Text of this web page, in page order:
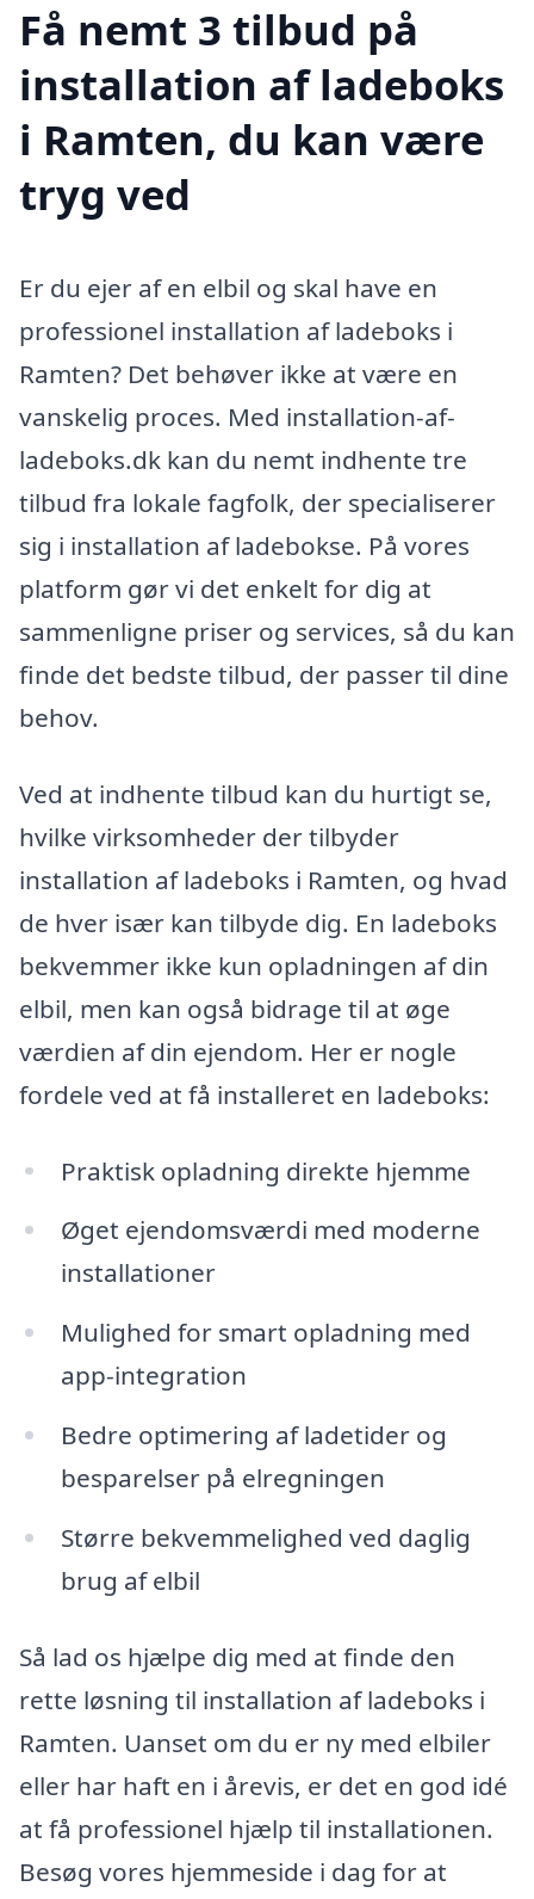
Få nemt 3 tilbud på
installation af ladeboks
i Ramten, du kan være
tryg ved
Er du ejer af en elbil og skal have en
professionel installation af ladeboks i
Ramten? Det behøver ikke at være en
vanskelig proces. Med installation-af-
ladeboks.dk kan du nemt indhente tre
tilbud fra lokale fagfolk, der specialiserer
sig i installation af ladebokse. På vores
platform gør vi det enkelt for dig at
sammenligne priser og services, så du kan
finde det bedste tilbud, der passer til dine
behov.
Ved at indhente tilbud kan du hurtigt se,
hvilke virksomheder der tilbyder
installation af ladeboks i Ramten, og hvad
de hver især kan tilbyde dig. En ladeboks
bekvemmer ikke kun opladningen af din
elbil, men kan også bidrage til at øge
værdien af din ejendom. Her er nogle
fordele ved at få installeret en ladeboks:
Praktisk opladning direkte hjemme
Øget ejendomsværdi med moderne
installationer
Mulighed for smart opladning med
app-integration
Bedre optimering af ladetider og
besparelser på elregningen
Større bekvemmelighed ved daglig
brug af elbil
Så lad os hjælpe dig med at finde den
rette løsning til installation af ladeboks i
Ramten. Uanset om du er ny med elbiler
eller har haft en i årevis, er det en god idé
at få professionel hjælp til installationen.
Besøg vores hjemmeside i dag for at